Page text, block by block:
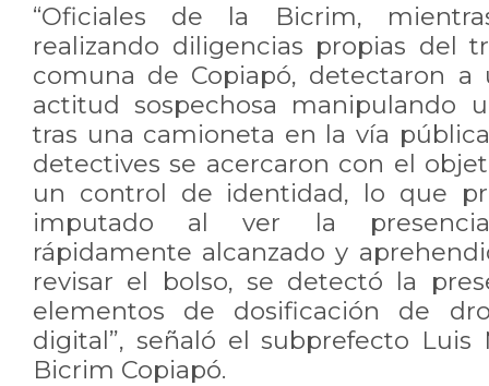
“Oficiales de la Bicrim,
realizando diligencias propias del
comuna de Copiapó, detectaron
actitud sospechosa manipulando
tras una camioneta en la vía
detectives se acercaron con el
un control de identidad, lo que
imputado al ver la
rápidamente alcanzado y
revisar el bolso, se detectó la
elementos de dosificación de
digital”, señaló el subprefecto Luis
Bicrim Copiapó.